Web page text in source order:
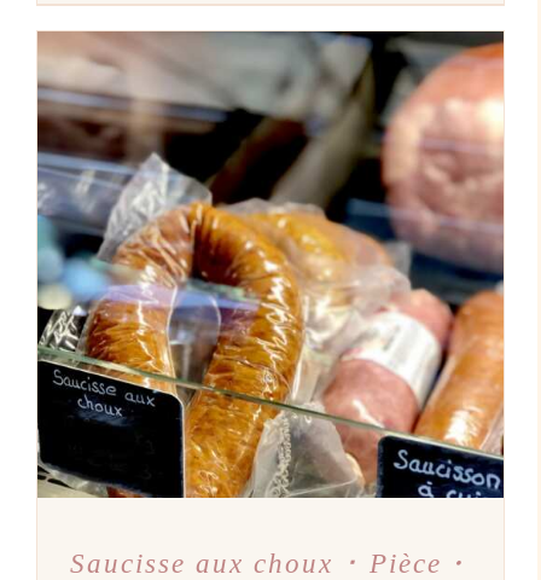
AJOUTER AU PANIER
DÉTAILS
Saucisse aux choux ･ Pièce・